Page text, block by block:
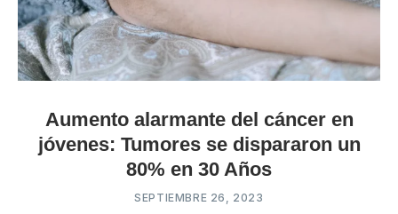
Aumento alarmante del cáncer en
jóvenes: Tumores se dispararon un
80% en 30 Años
SEPTIEMBRE 26, 2023